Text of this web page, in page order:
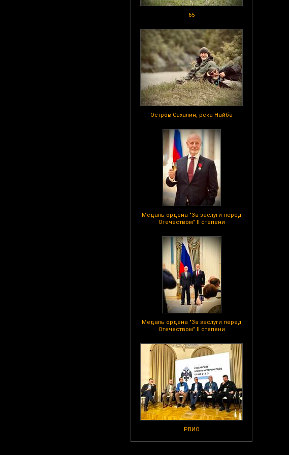
65
Остров Сахалин, река Найба
Медаль ордена "За заслуги перед
Отечеством" II степени
Медаль ордена "За заслуги перед
Отечеством" II степени
РВИО